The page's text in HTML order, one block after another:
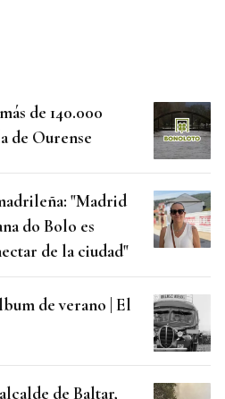
de 140.000
de Ourense
"Madrid
do Bolo es
de la ciudad"
de verano | El
de Baltar,